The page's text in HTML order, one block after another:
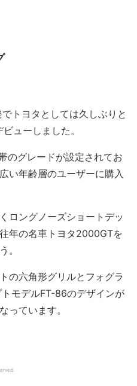
トヨタとしては久しぶりと
ューしました。
のグレードが設定されてお
い年齢層のユーザーに購入
ロングノーズショートデッ
年の名車トヨタ2000GTを
。
の六角形グリルとフォグラ
モデルFT-86のデザインが
っています。